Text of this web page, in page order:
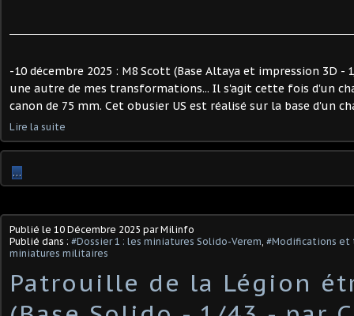
-10 décembre 2025 : M8 Scott (Base Altaya et impression 3D -
une autre de mes transformations... Il s'agit cette fois d'un
canon de 75 mm. Cet obusier US est réalisé sur la base d'un
Lire la suite
…
Publié le 10 Décembre 2025 par Milinfo
Publié dans : #Dossier 1 : les miniatures Solido-Verem, #Modifications et
miniatures militaires
Patrouille de la Légion